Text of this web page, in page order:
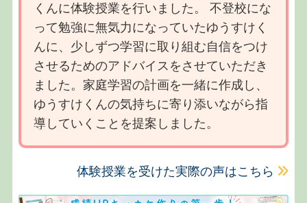
くんに体験授業を行いました。 不登校にな
って勉強に無気力になっていたゆうすけく
んに、少しずつ学習に取り組む自信をつけ
させるためのアドバイスをさせていただき
ました。家庭学習の計画を一緒に作成し、
ゆうすけくんの気持ちに寄り添いながら指
導していくことを提案しました。
体験授業を受けた実際の声はこちら